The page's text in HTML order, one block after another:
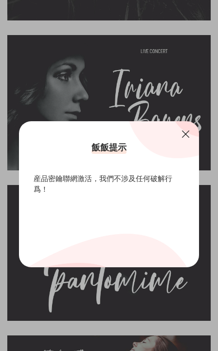
飯飯提示
産品密鑰聯網激活，我們不涉及任何破解行
爲！